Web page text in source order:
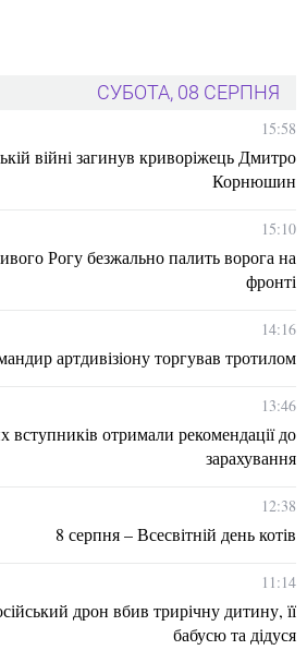
СУБОТА, 08 СЕРПНЯ
15:58
війні загинув криворіжець Дмитро
Корнюшин
15:10
Рогу безжально палить ворога на
фронті
14:16
артдивізіону торгував тротилом
13:46
вступників отримали рекомендації до
зарахування
12:38
8 серпня – Всесвітній день котів
11:14
дрон вбив трирічну дитину, її
бабусю та дідуся